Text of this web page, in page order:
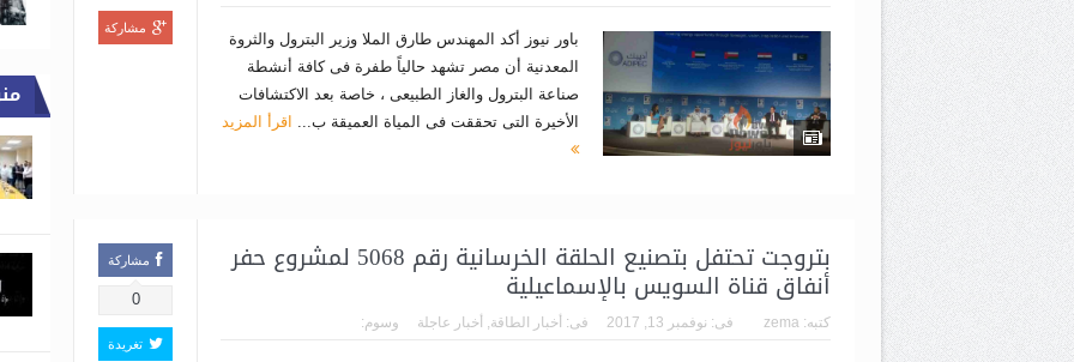
باور نيوز أكد المهندس طارق الملا وزير البترول والثروة
المعدنية أن مصر تشهد حالياً طفرة فى كافة أنشطة
صناعة البترول والغاز الطبيعى ، خاصة بعد الاكتشافات
الأخيرة التى تحققت فى المياة العميقة ب... اقرأ المزيد
مشاركة
بتروجت تحتفل بتصنيع الحلقة الخرسانية رقم 5068 لمشروع حفر
أنفاق قناة السويس بالإسماعيلية
كتبه: zema فى: نوفمبر 13, 2017 فى: أخبار الطاقة, أخبار عاجلة وسوم:
مشاركة
0
تغريدة